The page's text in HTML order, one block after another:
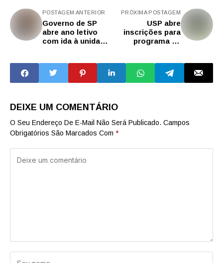
POSTAGEM ANTERIOR
Governo de SP
abre ano letivo
com ida à unidade
escola e creche
em São Sebastião
PRÓXIMA POSTAGEM
USP abre
inscrições para
programa de
de estudantes de
licenciaturas
DEIXE UM COMENTÁRIO
O Seu Endereço De E-Mail Não Será Publicado. Campos
Obrigatórios São Marcados Com *